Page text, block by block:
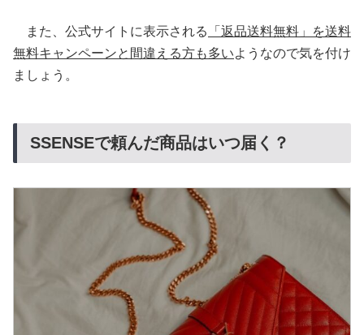
また、公式サイトに表示される
「返品送料無料」を送料
無料キャンペーンと間違える方も多いようなので気を付け
ましょう。
SSENSEで頼んだ商品はいつ届く？